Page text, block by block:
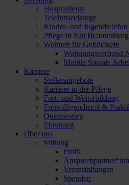
Hospizdienst
Telefonseelsorge
Kinder- und Jugendtelefon
Pflege in Not Brandenburg
Wohnen für Geflüchtete
Wohnungsverbund
Mobile Soziale
Karriere
Stellenangebote
Karriere in der Pflege
Fort- und Weiterbildung
Freiwilligendienst &
Quereinstieg
Ehrenamt
Über uns
Stiftung
Profil
Veranstaltungen
Spenden